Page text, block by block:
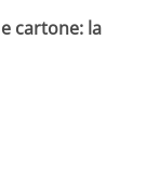
cartone: la